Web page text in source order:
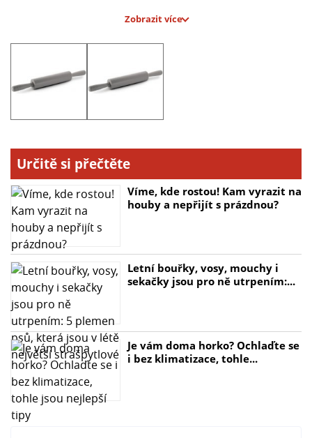
- Materiál: potravinářský silikon
- Barva: šedá
- Nepřilnavý povrch pro snadné válení těsta
Zobrazit více
Určitě si přečtěte
Víme, kde rostou! Kam vyrazit na
houby a nepřijít s prázdnou?
Letní bouřky, vosy, mouchy i
sekačky jsou pro ně utrpením:...
Je vám doma horko? Ochlaďte se
i bez klimatizace, tohle...